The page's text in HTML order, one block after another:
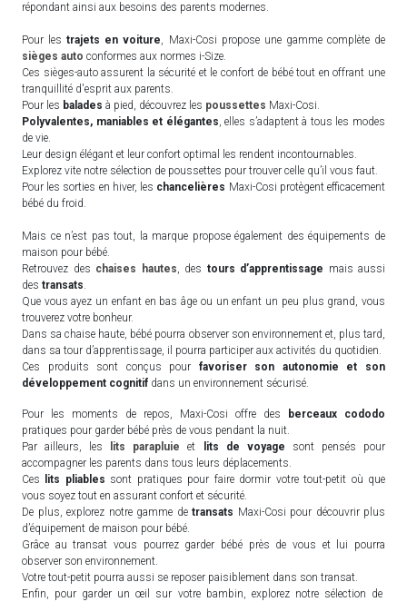
répondant ainsi aux besoins des parents modernes.
Pour lestrajets en voiture, Maxi-Cosi propose une gamme complète de
sièges auto conformes aux normes i-Size.
Ces sièges-auto assurent la sécurité et le confort de bébé tout en offrant une
tranquillité d'esprit aux parents.
Pour les balades à pied, découvrez les poussettes Maxi-Cosi.
Polyvalentes, maniables et élégantes, elles s’adaptent à tous les modes
de vie.
Leur design élégant et leur confort optimal les rendent incontournables.
Explorez vite notre sélection de poussettes pour trouver celle qu’il vous faut.
Pour les sorties en hiver, les chancelières Maxi-Cosi protègent efficacement
bébé du froid.
Mais ce n’est pas tout, la marque propose également des équipements de
maison pour bébé.
Retrouvez des chaises hautes, des tours d’apprentissage mais aussi
des transats.
Que vous ayez un enfant en bas âge ou un enfant un peu plus grand, vous
trouverez votre bonheur.
Dans sa chaise haute, bébé pourra observer son environnement et, plus tard,
dans sa tour d’apprentissage, il pourra participer aux activités du quotidien.
Ces produits sont conçus pour favoriser son autonomie et son
développement cognitif dans un environnement sécurisé.
Pour les moments de repos, Maxi-Cosi offre des
berceaux cododo
pratiques pour garder bébé près de vous pendant la nuit.
Par ailleurs, les
lits parapluie et lits de voyage sont pensés pour
accompagner les parents dans tous leurs déplacements.
Ces
lits pliables sont pratiques pour faire dormir votre tout-petit où que
vous soyez tout en assurant confort et sécurité.
De plus, explorez notre gamme de transats Maxi-Cosi pour découvrir plus
d’équipement de maison pour bébé.
Grâce au transat vous pourrez garder bébé près de vous et lui pourra
observer son environnement.
Votre tout-petit pourra aussi se reposer paisiblement dans son transat.
Enfin, pour garder un œil sur votre bambin, explorez notre sélection de